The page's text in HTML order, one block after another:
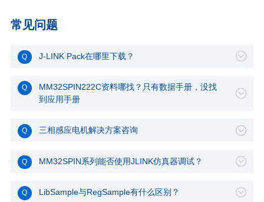
常见问题
J-LINK Pack在哪里下载？
MM32SPIN222C资料哪找？只有数据手册，没找
到应用手册
三相感应电机解决方案咨询
MM32SPIN系列能否使用JLINK仿真器调试？
LibSample与RegSample有什么区别？